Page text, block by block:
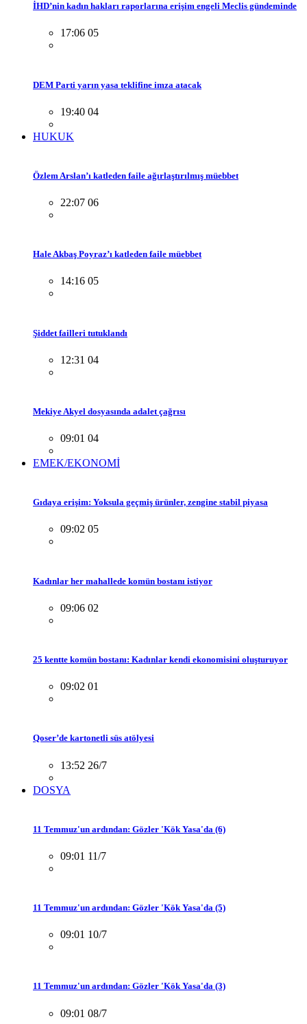
İHD’nin kadın hakları raporlarına erişim engeli Meclis gündeminde
17:06 05
DEM Parti yarın yasa teklifine imza atacak
19:40 04
HUKUK
Özlem Arslan’ı katleden faile ağırlaştırılmış müebbet
22:07 06
Hale Akbaş Poyraz’ı katleden faile müebbet
14:16 05
Şiddet failleri tutuklandı
12:31 04
Mekiye Akyel dosyasında adalet çağrısı
09:01 04
EMEK/EKONOMİ
Gıdaya erişim: Yoksula geçmiş ürünler, zengine stabil piyasa
09:02 05
Kadınlar her mahallede komün bostanı istiyor
09:06 02
25 kentte komün bostanı: Kadınlar kendi ekonomisini oluşturuyor
09:02 01
Qoser’de kartonetli süs atölyesi
13:52 26/7
DOSYA
11 Temmuz'un ardından: Gözler 'Kök Yasa'da (6)
09:01 11/7
11 Temmuz'un ardından: Gözler 'Kök Yasa'da (5)
09:01 10/7
11 Temmuz'un ardından: Gözler 'Kök Yasa'da (3)
09:01 08/7